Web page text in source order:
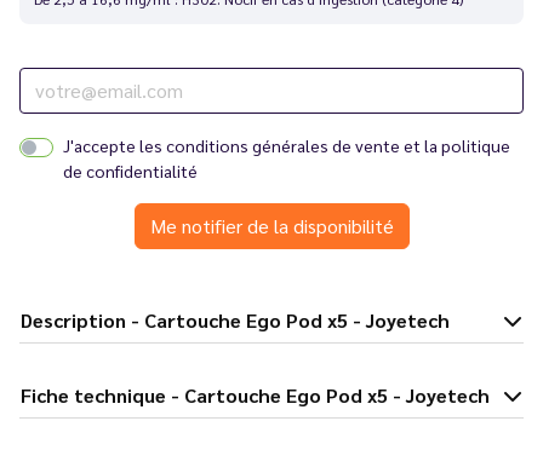
J'accepte les conditions générales de vente et la politique
de confidentialité
Me notifier de la disponibilité
Description - Cartouche Ego Pod x5 - Joyetech
Fiche technique - Cartouche Ego Pod x5 - Joyetech